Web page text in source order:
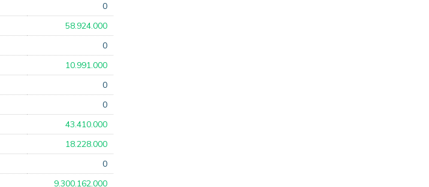
0
58.924.000
0
10.991.000
0
0
43.410.000
18.228.000
0
9.300.162.000